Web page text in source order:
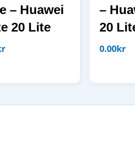
– Huawei
20 Lite
–
20
0.00kr